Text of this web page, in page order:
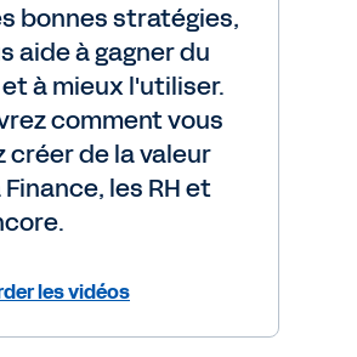
bonnes stratégies,
aide à gagner du
à mieux l'utiliser.
comment vous
créer de la valeur
les RH et
les vidéos